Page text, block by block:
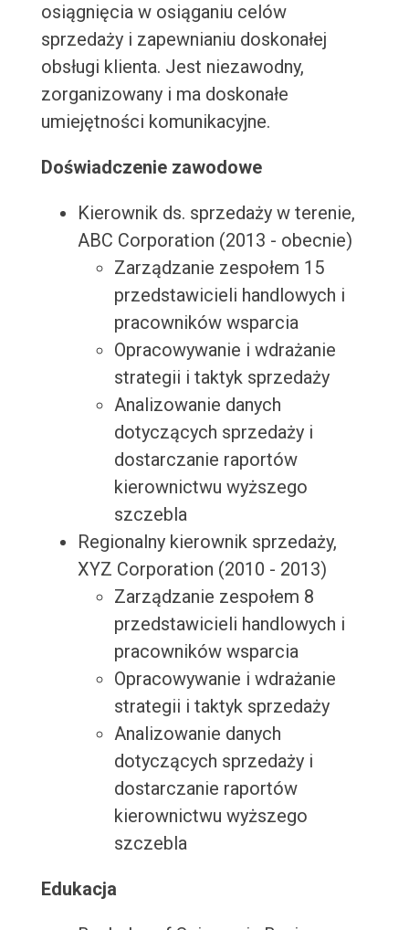
osiągnięcia w osiąganiu celów
sprzedaży i zapewnianiu doskonałej
obsługi klienta. Jest niezawodny,
zorganizowany i ma doskonałe
umiejętności komunikacyjne.
Doświadczenie zawodowe
Kierownik ds. sprzedaży w terenie,
ABC Corporation (2013 - obecnie)
Zarządzanie zespołem 15
przedstawicieli handlowych i
pracowników wsparcia
Opracowywanie i wdrażanie
strategii i taktyk sprzedaży
Analizowanie danych
dotyczących sprzedaży i
dostarczanie raportów
kierownictwu wyższego
szczebla
Regionalny kierownik sprzedaży,
XYZ Corporation (2010 - 2013)
Zarządzanie zespołem 8
przedstawicieli handlowych i
pracowników wsparcia
Opracowywanie i wdrażanie
strategii i taktyk sprzedaży
Analizowanie danych
dotyczących sprzedaży i
dostarczanie raportów
kierownictwu wyższego
szczebla
Edukacja